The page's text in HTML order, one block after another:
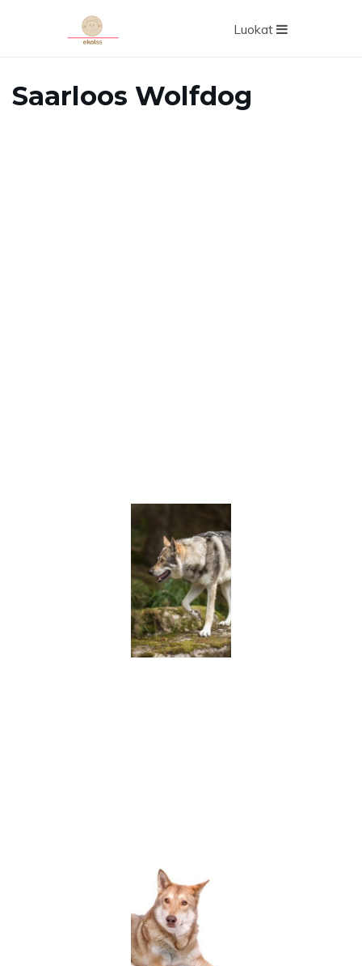
Luokat
Saarloos Wolfdog